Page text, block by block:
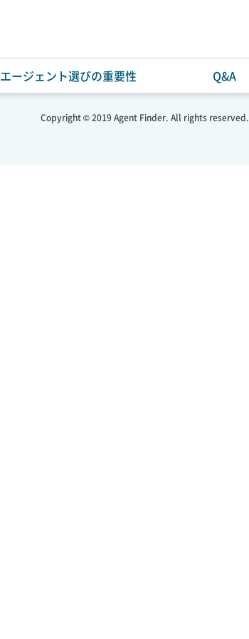
エージェント選びの重要性 Q&A
利用規約・個人情報保護方針 お問い合わせ
Copyright © 2019 Agent Finder. All rights reserved.